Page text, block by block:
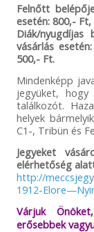
Felnőtt
esetén: 800,-
Diák/
vásárlás
500,- Ft.
Mindenképp
jegyüket,
találkozót.
helyek
C1-, Tribün és
Jegyeket
elérhetőség
http://
1912-
Várjuk
erősebbek